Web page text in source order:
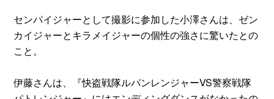
センパイジャーとして撮影に参加した小澤さんは、ゼン
カイジャーとキラメイジャーの個性の強さに驚いたとの
こと。
伊藤さんは、『快盗戦隊ルパンレンジャーVS警察戦隊